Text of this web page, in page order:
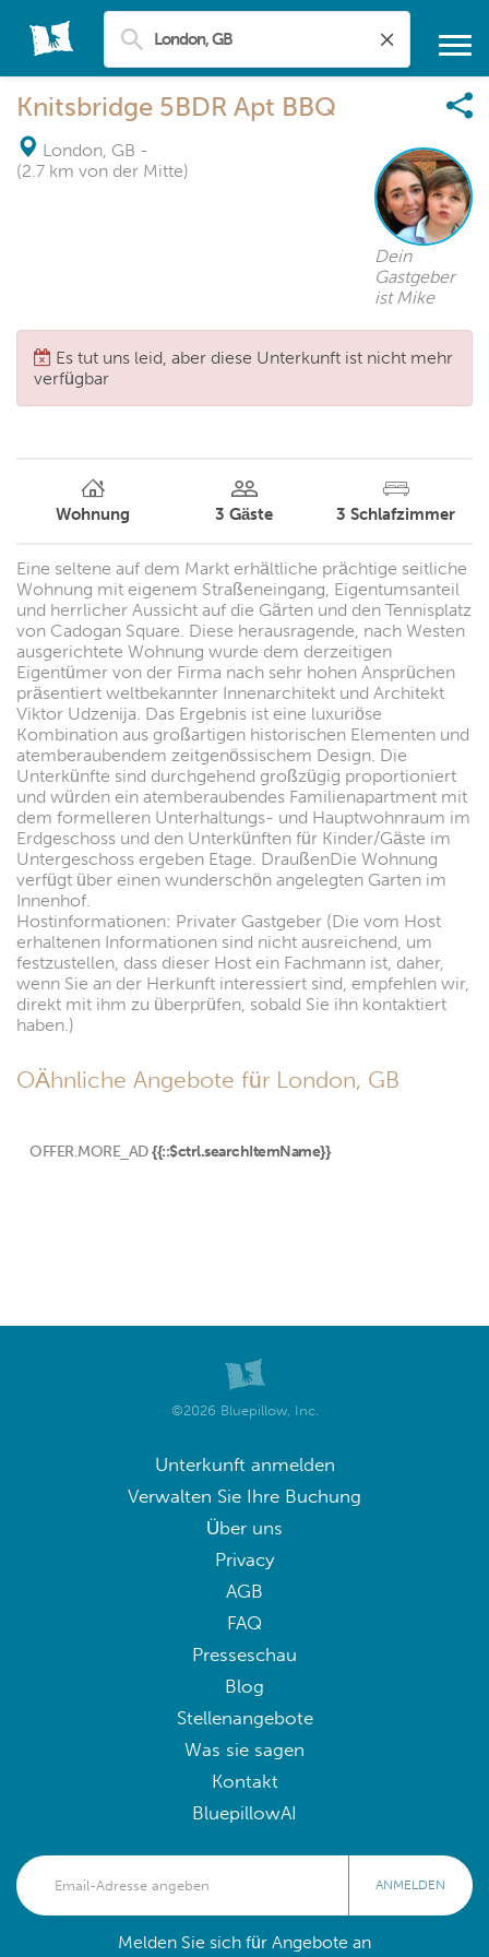
Knitsbridge 5BDR Apt BBQ
London, GB -
(2.7 km von der Mitte)
Dein
Gastgeber
ist Mike
Es tut uns leid, aber diese Unterkunft ist nicht mehr
verfügbar
Wohnung 3 Gäste 3 Schlafzimmer
Eine seltene auf dem Markt erhältliche prächtige seitliche
Wohnung mit eigenem Straßeneingang, Eigentumsanteil
und herrlicher Aussicht auf die Gärten und den Tennisplatz
von Cadogan Square. Diese herausragende, nach Westen
ausgerichtete Wohnung wurde dem derzeitigen
Eigentümer von der Firma nach sehr hohen Ansprüchen
präsentiert weltbekannter Innenarchitekt und Architekt
Viktor Udzenija. Das Ergebnis ist eine luxuriöse
Kombination aus großartigen historischen Elementen und
atemberaubendem zeitgenössischem Design. Die
Unterkünfte sind durchgehend großzügig proportioniert
und würden ein atemberaubendes Familienapartment mit
dem formelleren Unterhaltungs- und Hauptwohnraum im
Erdgeschoss und den Unterkünften für Kinder/Gäste im
Untergeschoss ergeben Etage. DraußenDie Wohnung
verfügt über einen wunderschön angelegten Garten im
Innenhof.
Hostinformationen: Privater Gastgeber (Die vom Host
erhaltenen Informationen sind nicht ausreichend, um
festzustellen, dass dieser Host ein Fachmann ist, daher,
wenn Sie an der Herkunft interessiert sind, empfehlen wir,
direkt mit ihm zu überprüfen, sobald Sie ihn kontaktiert
haben.)
OÄhnliche Angebote für London, GB
OFFER.MORE_AD {{::$ctrl.searchItemName}}
©2026 Bluepillow, Inc.
Unterkunft anmelden
Verwalten Sie Ihre Buchung
Über uns
Privacy
AGB
FAQ
Presseschau
Blog
Stellenangebote
Was sie sagen
Kontakt
BluepillowAI
ANMELDEN
Melden Sie sich für Angebote an